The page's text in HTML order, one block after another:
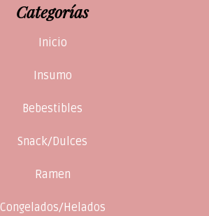
Categorías
Inicio
Insumo
Bebestibles
Snack/Dulces
Ramen
Congelados/Helados